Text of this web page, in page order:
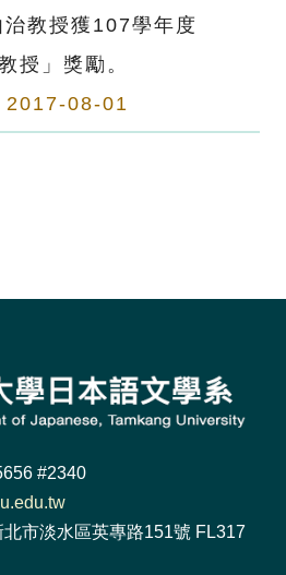
教授獲107學年度
授」獎勵。
2017-08-01
#2340
市淡水區英專路151號 FL317